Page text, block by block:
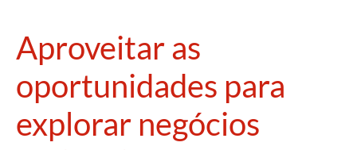
Aproveitar as
oportunidades para
explorar negócios